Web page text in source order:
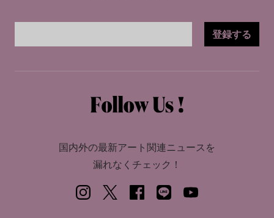
登録する
国内外の最新アート関連ニュースを
漏れなくチェック！